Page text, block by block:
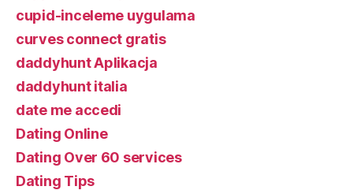
cupid-inceleme uygulama
curves connect gratis
daddyhunt Aplikacja
daddyhunt italia
date me accedi
Dating Online
Dating Over 60 services
Dating Tips